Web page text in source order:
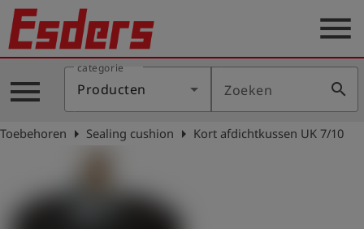
Sectoren
Blog
Producten
menu
menu
categorie
Producten Zoeken search
Toebehoren arrow_right Sealing cushion arrow_right Kort afdichtkussen UK 7/10